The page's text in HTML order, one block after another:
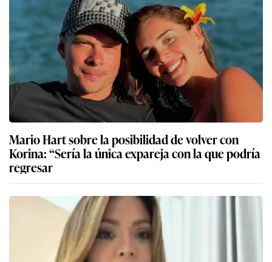
Mario Hart sobre la posibilidad de volver con
Korina: “Sería la única expareja con la que podría
regresar